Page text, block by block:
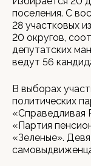
поселения. С
28 участковых
20 округов,
депутатских
ведут 56
В выборах
политических
«Справедливая
«Партия
«Зеленые».